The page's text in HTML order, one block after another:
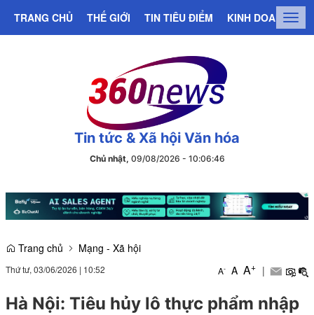
TRANG CHỦ THẾ GIỚI TIN TIÊU ĐIỂM KINH DOANH
Tin tức & Xã hội Văn hóa
Chủ nhật, 09/08/2026 - 10:06:46
Trang chủ Mạng - Xã hội
Thứ tư, 03/06/2026 | 10:52 A- A A+ |
Hà Nội: Tiêu hủy lô thực phẩm nhập